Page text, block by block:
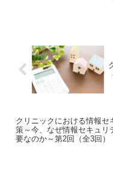
クリニックにおける情報セ
策～今、なぜ情報セキュリ
要なのか～第2回（全3回）